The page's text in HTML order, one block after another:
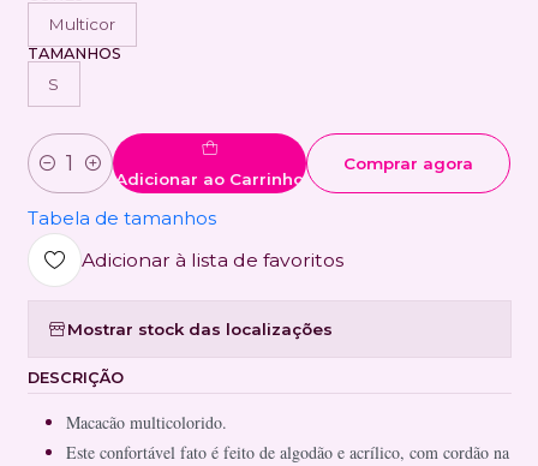
Multicor
TAMANHOS
S
QuantidadeAdicionar ao Carrinho
Comprar agora
Tabela de tamanhos
Adicionar à lista de favoritos
Mostrar stock das localizações
DESCRIÇÃO
Macacão multicolorido.
Este confortável fato é feito de algodão e acrílico, com cordão na